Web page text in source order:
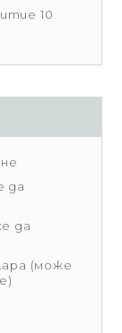
10
да
да
(може